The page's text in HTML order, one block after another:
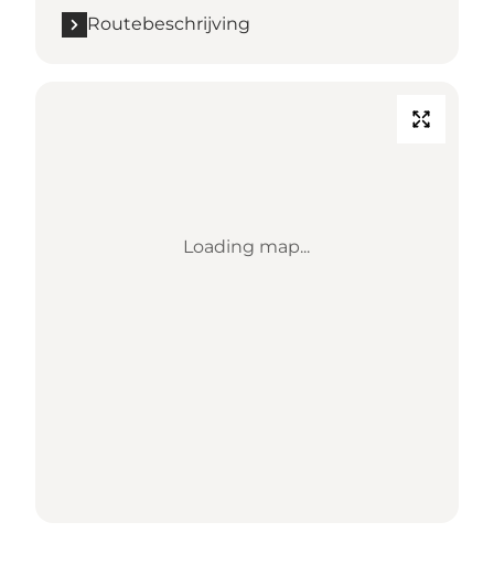
Routebeschrijving
Loading map...